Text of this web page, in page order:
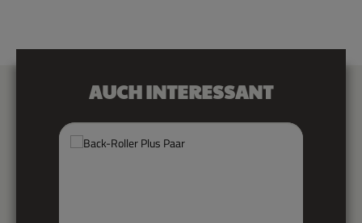
Produktgalerie überspringen
AUCH INTERESSANT